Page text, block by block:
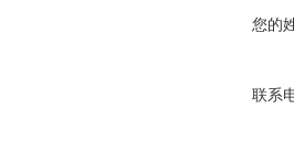
您的
联系